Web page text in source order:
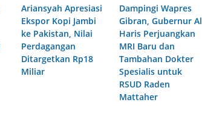
Ariansyah Apresiasi
Ekspor Kopi Jambi
ke Pakistan, Nilai
Perdagangan
Ditargetkan Rp18
Miliar
Dampingi Wapres
Gibran, Gubernur Al
Haris Perjuangkan
MRI Baru dan
Tambahan Dokter
Spesialis untuk
RSUD Raden
Mattaher